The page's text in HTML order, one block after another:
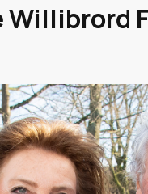
Willibrord